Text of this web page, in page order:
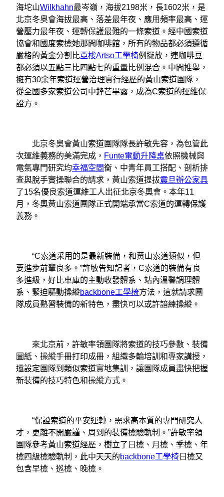
海坨山Wilkhahn最岑嶺，海拔2198米，長1602米，是
北京冬奧會海拔最高、落差最年夜、應用頻率最高、運
營壓力最年夜、運轉保護最難的一條索道。經中國索道
協會和國度索檢她那間咖啡館，所有的物品都必須遵循
嚴格的黃金分割比亞梭Artso工學椅例擺放，連咖啡豆
都必須以五點三比四點七的重量比例混合。中間推舉，
擁有30余年索道運營治理實行經歷的黃山索道團隊，
從全國多家索道公司中鋒芒畢露，成為C索道的運維保
證方。
北京冬奧會黃山索道團隊隊長許敏先容，為包管此
次運維義務的美滿完成， Funte電動升降桌依照機械與
電氣專門研究均幸福空間衡、中青年員工搭配、剖析排
查與脫手實操聯合的請求，黃山索道提拔震旦辦公家具
了15名優良索道運維工人出征北京冬奧會。本年11
月，冬奧黃山索道團隊正式開端承當C索道的運轉保護
義務。
“C索道采用的是最新裝備，和黃山索道類似，但
要進步前輩良多。”許敏告知記者，C索道的裝備有良
多進級，好比車庫的主動收發體系、站內溫馨調理體
系、緊迫驅動操縱backbone工學椅方法，這就請求團
隊成員熟習裝備的新特色，盡快可以或許諳練操縱。
來北京前，許敏率領團隊將索道的技巧參數、裝備
圖紙、操縱手冊打印成冊，組織多輪培訓和專家講授，
還設定團隊到類似索道實地集訓，讓團隊成員盡快把握
新裝備的技巧特色和操縱方式。
“保證索道的平安運轉，需求高本質的專門研究人
才，更離不開嚴謹、周到的裝備檢驗軌制。”許敏率領
團隊參考黃山索道經歷，樹立了日檢、月檢、季檢、年
檢四級檢驗軌制，此中天天的backbone工學椅 日檢又
包含早檢、巡檢、晚檢。